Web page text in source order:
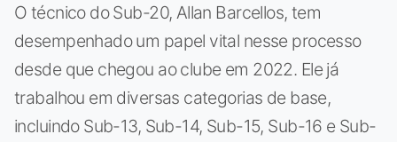
O técnico do Sub-20, Allan Barcellos, tem
desempenhado um papel vital nesse processo
desde que chegou ao clube em 2022. Ele já
trabalhou em diversas categorias de base,
incluindo Sub-13, Sub-14, Sub-15, Sub-16 e Sub-